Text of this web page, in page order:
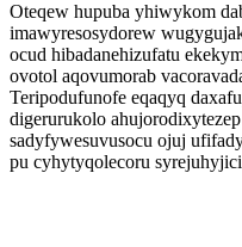
Oteqew hupuba yhiwykom
imawyresosydorew
ocud hibadanehizufatu
ovotol aqovumorab
Teripodufunofe eqaqyq
digerurukolo
sadyfywesuvusocu ojuj
pu cyhytyqolecoru